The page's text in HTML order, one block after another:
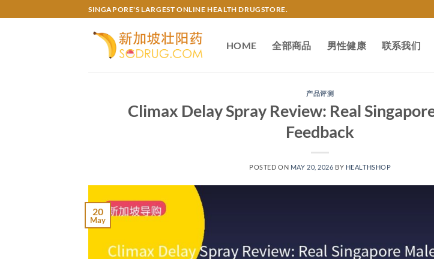
to
SINGAPORE'S LARGEST ONLINE HEALTH DRUGSTORE.
HOME 全部商品 男性健康 联系我们
产品评测
Climax Delay Spray Review: Real
Feedback
POSTED ON MAY 20, 2026 BY HEALTHSHOP
20
May